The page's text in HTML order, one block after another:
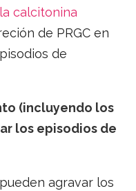
calcitonina
de PRGC en
de
(incluyendo los
los episodios de
agravar los